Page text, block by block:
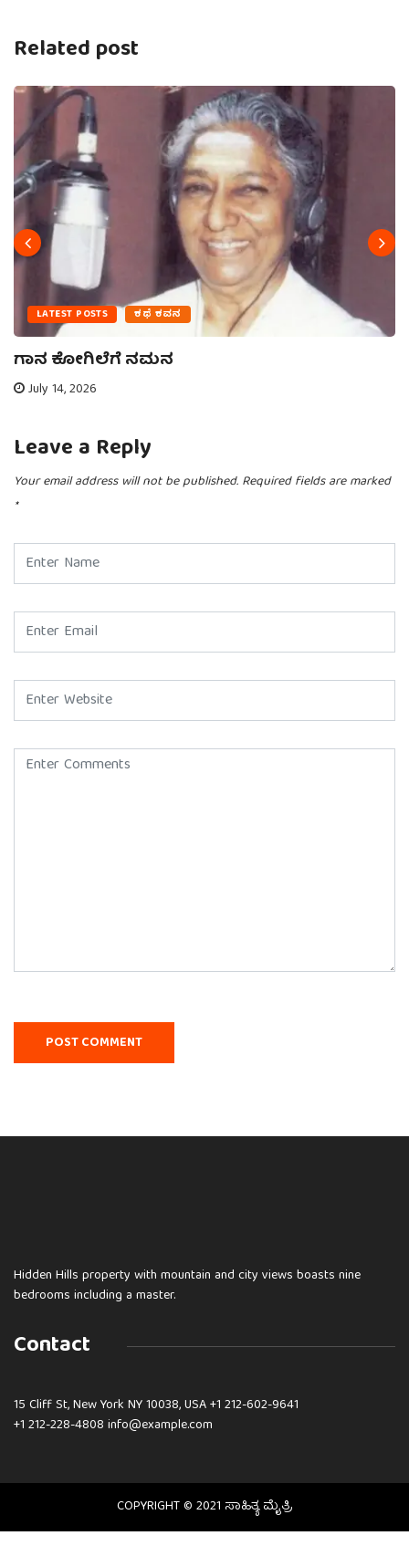
Related post
LATEST POSTS ಕಥೆ ಕವನ
ಗಾನ ಕೋಗಿಲೆಗೆ ನಮನ
July 14, 2026
Leave a Reply
Your email address will not be published. Required fields are marked
*
Hidden Hills property with mountain and city views boasts nine
bedrooms including a master.
Contact
15 Cliff St, New York NY 10038, USA+1 212-602-9641
+1 212-228-4808 info@example.com
COPYRIGHT © 2021 ಸಾಹಿತ್ಯ ಮೈತ್ರಿ